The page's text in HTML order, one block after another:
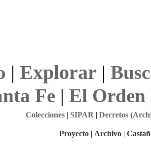
| Explorar |
Fe| El Orden
Colecciones| SIPAR | Decretos
Proyecto | Archivo |